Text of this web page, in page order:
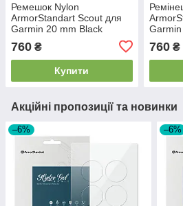
Ремешок Nylon
ArmorStandart Scout для
Garmin 20 mm Black
760 ₴
Купити
760₴
Акційні пропозиції та новинки
–6% –6%